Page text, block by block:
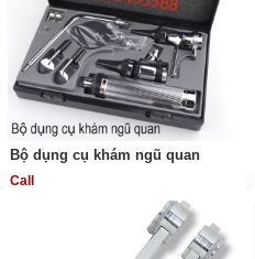
Bộ dụng cụ khám ngũ quan
Call